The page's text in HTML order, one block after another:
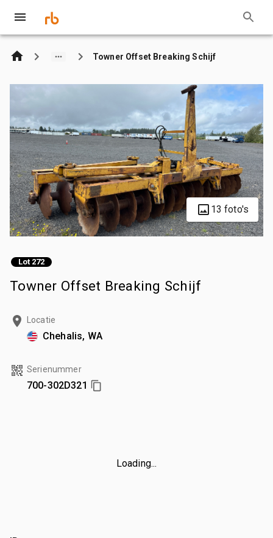
Towner Offset Breaking Schijf
13 foto's
Lot 272
Towner Offset Breaking Schijf
Locatie
Chehalis, WA
Serienummer
700-302D321
Loading...